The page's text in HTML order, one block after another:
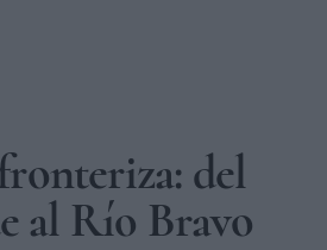
del
al Río Bravo